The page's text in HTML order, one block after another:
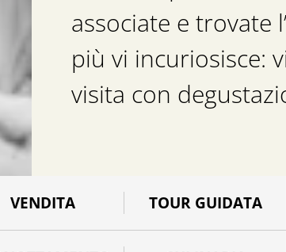
associate e trovate
più vi incuriosisce:
visita con
VENDITA TOUR GUIDATA